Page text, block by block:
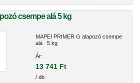
csempe alá 5 kg
MAPEI PRIMER G alapozó csempe
alá 5 kg
Ár:
13 741 Ft
/ db